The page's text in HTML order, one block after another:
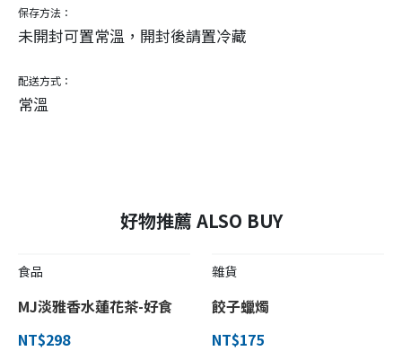
保存方法：
未開封可置常溫，開封後請置冷藏
配送方式：
常溫
好物推薦 ALSO BUY
食品
MJ淡雅香水蓮花茶-好食
NT$298
雜貨
餃子蠟燭
NT$175